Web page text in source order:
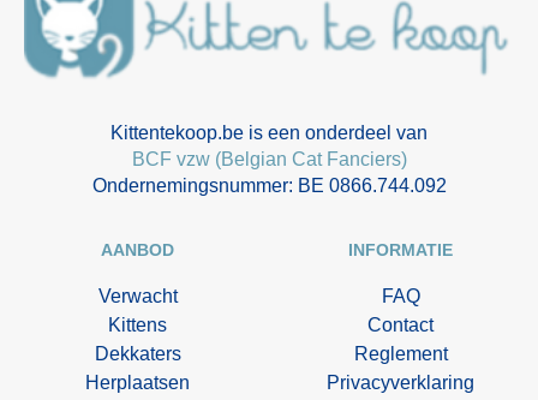
Kittentekoop.be is een onderdeel van
BCF vzw (Belgian Cat Fanciers)
Ondernemingsnummer: BE 0866.744.092
AANBOD
Verwacht
Kittens
Dekkaters
Herplaatsen
INFORMATIE
FAQ
Contact
Reglement
Privacyverklaring